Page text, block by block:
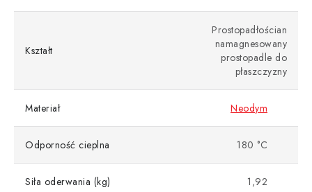
Kształt
Prostopadłościan
namagnesowany
prostopadle do
płaszczyzny
Materiał Neodym
Odporność cieplna 180 °C
Siła oderwania (kg) 1,92